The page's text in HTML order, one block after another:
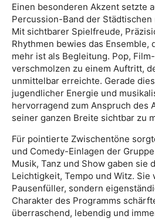
Einen besonderen Akzent setzte
Percussion-Band der
Mit sichtbarer Spielfreude,
Rhythmen bewies das Ensemble,
mehr ist als Begleitung. Pop,
verschmolzen zu einem Auftritt,
unmittelbar erreichte. Gerade
jugendlicher Energie und
hervorragend zum Anspruch des
seiner ganzen Breite sichtbar zu
Für pointierte Zwischentöne
und Comedy-Einlagen der
Musik, Tanz und Show gaben sie
Leichtigkeit, Tempo und Witz. Sie
Pausenfüller, sondern
Charakter des Programms
überraschend, lebendig und